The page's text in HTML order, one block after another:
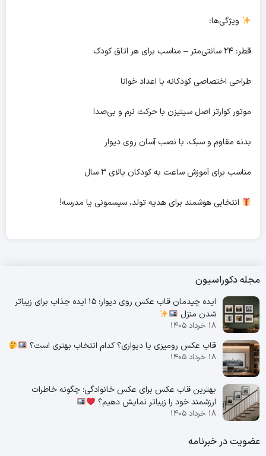
ویژگی‌ها:
قطر: ۲۴ سانتی‌متر – مناسب برای هر اتاق کودک
طراحی اختصاصی کودکانه با اعداد خوانا
موتور کوارتز اصل سیتیزن با حرکت نرم و بی‌صدا
بدنه مقاوم و سبک، با نصب آسان روی دیوار
مناسب برای آموزش ساعت به کودکان بالای ۳ سال
انتخابی هوشمند برای هدیه تولد، سیسمونی یا مدرسه!
مجله دکوراسیون
ایده چیدمان قاب عکس روی دیوار؛ 15 ایده جذاب برای زیباتر
شدن منزل
۱۸ خرداد ۱۴۰۵
قاب عکس رومیزی یا دیواری؟ کدام انتخاب بهتری است؟
۱۸ خرداد ۱۴۰۵
بهترین قاب عکس برای عکس خانوادگی؛ چگونه خاطرات
ارزشمند خود را زیباتر نمایش دهیم؟
۱۸ خرداد ۱۴۰۵
عضویت در خبرنامه